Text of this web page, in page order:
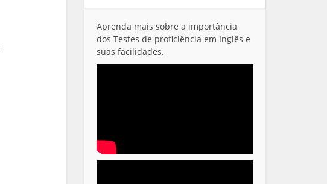
Aprenda mais sobre a importância
dos Testes de proficiência em Inglês e
suas facilidades.